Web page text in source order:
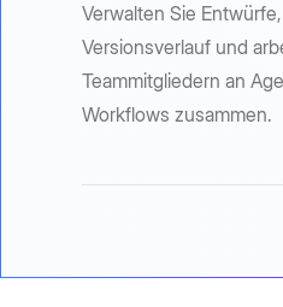
Verwalten Sie
Versionsverlauf und
Teammitgliedern an
Workflows zusammen.